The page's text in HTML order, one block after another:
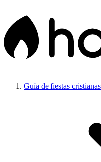
Guía de fiestas cristianas